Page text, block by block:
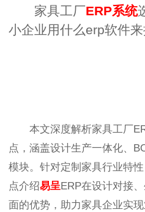
家具工厂ERP系统
小企业用什么erp软件
本文深度解析家具工厂
点，涵盖设计生产一体化、
模块。针对定制家具行业特
点介绍易呈ERP在设计对接
面的优势，助力家具企业实